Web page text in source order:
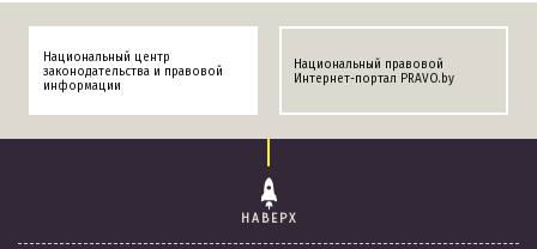
Национальный центр
законодательства и правовой
информации
Национальный правовой
Интернет-портал PRAVO.by
НАВЕРХ